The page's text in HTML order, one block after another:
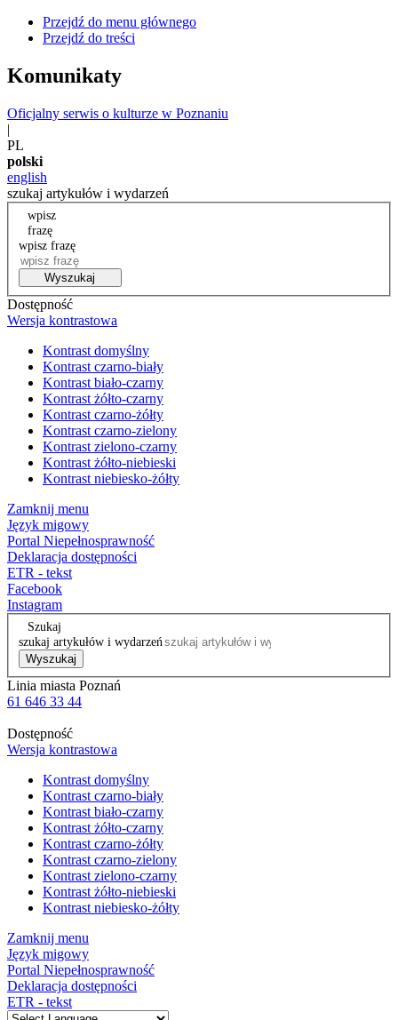
Przejdź do menu głównego
Przejdź do treści
Komunikaty
Oficjalny serwis o kulturze w Poznaniu
|
PL
polski
english
szukaj artykułów i wydarzeń
wpisz
frazę
wpisz frazę
Wyszukaj
Dostępność
Wersja kontrastowa
Kontrast domyślny
Kontrast czarno-biały
Kontrast biało-czarny
Kontrast żółto-czarny
Kontrast czarno-żółty
Kontrast czarno-zielony
Kontrast zielono-czarny
Kontrast żółto-niebieski
Kontrast niebiesko-żółty
Zamknij menu
Język migowy
Portal Niepełnosprawność
Deklaracja dostępności
ETR - tekst
Facebook
Instagram
Szukaj
szukaj artykułów i wydarzeń
Wyszukaj
Linia miasta Poznań
61 646 33 44
Dostępność
Wersja kontrastowa
Kontrast domyślny
Kontrast czarno-biały
Kontrast biało-czarny
Kontrast żółto-czarny
Kontrast czarno-żółty
Kontrast czarno-zielony
Kontrast zielono-czarny
Kontrast żółto-niebieski
Kontrast niebiesko-żółty
Zamknij menu
Język migowy
Portal Niepełnosprawność
Deklaracja dostępności
ETR - tekst